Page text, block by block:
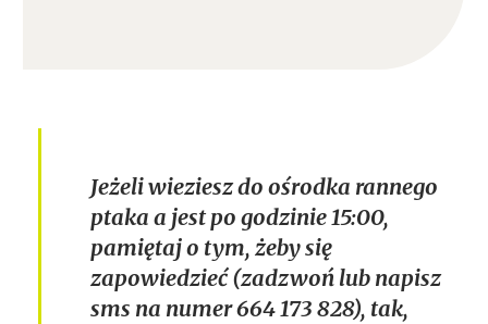
Jeżeli wieziesz do ośrodka rannego
ptaka a jest po godzinie 15:00,
pamiętaj o tym, żeby się
zapowiedzieć (zadzwoń lub napisz
sms na numer 664 173 828), tak,